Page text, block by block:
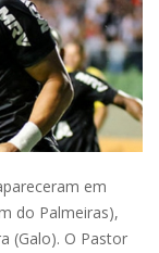
em
do Palmeiras),
(Galo). O Pastor